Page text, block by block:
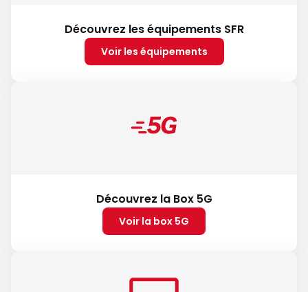
Découvrez les équipements SFR
Voir les équipements
Découvrez la Box 5G
Voir la box 5G